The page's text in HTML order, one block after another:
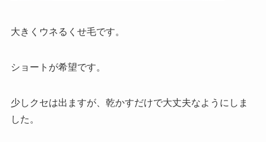
大きくウネるくせ毛です。
ショートが希望です。
少しクセは出ますが、乾かすだけで大丈夫なようにしま
した。